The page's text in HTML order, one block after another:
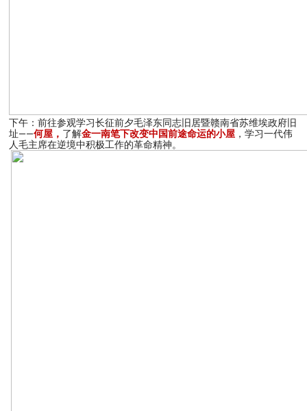
下午：前往参观学习长征前夕毛泽东同志旧居暨赣南省苏维埃政府旧
址——何屋， 了解金一南笔下改变中国前途命运的小屋 ，学习一代伟
人毛主席在逆境中积极工作的革命精神。